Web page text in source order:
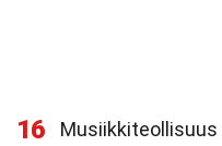
16